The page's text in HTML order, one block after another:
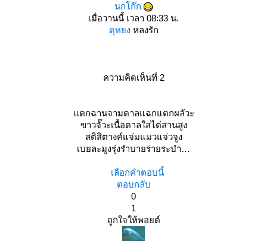
นกโก๊ก
เมื่อวานนี้ เวลา 08:33 น.
ดุหยงหลงรัก
ความคิดเห็นที่ 2
ตกฉานจามตาลแฉกแตกผลัวะ
ขาวจั๊วะเนื้อตาลใสไต่สานสูง
สติสิตางค์แจ่มแมวแจ่วจูง
เบยละมูงรุ่งรำบายร่ายระบำ
เลือกคำตอบนี้
ตอบกลับ
0
1
ถูกใจให้พอยต์